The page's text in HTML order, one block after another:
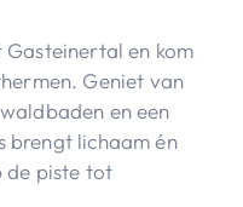
Gasteinertal en kom
Geniet van
en een
brengt lichaam én
de piste tot